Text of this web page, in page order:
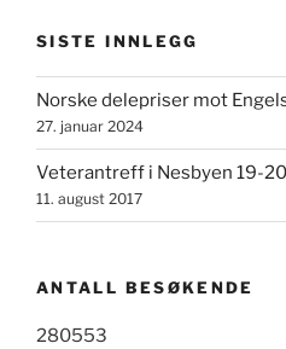
SISTE INNLEGG
Norske delepriser mot
27. januar 2024
Veterantreff i Nesbyen 19-
11. august 2017
ANTALL BESØKENDE
280553